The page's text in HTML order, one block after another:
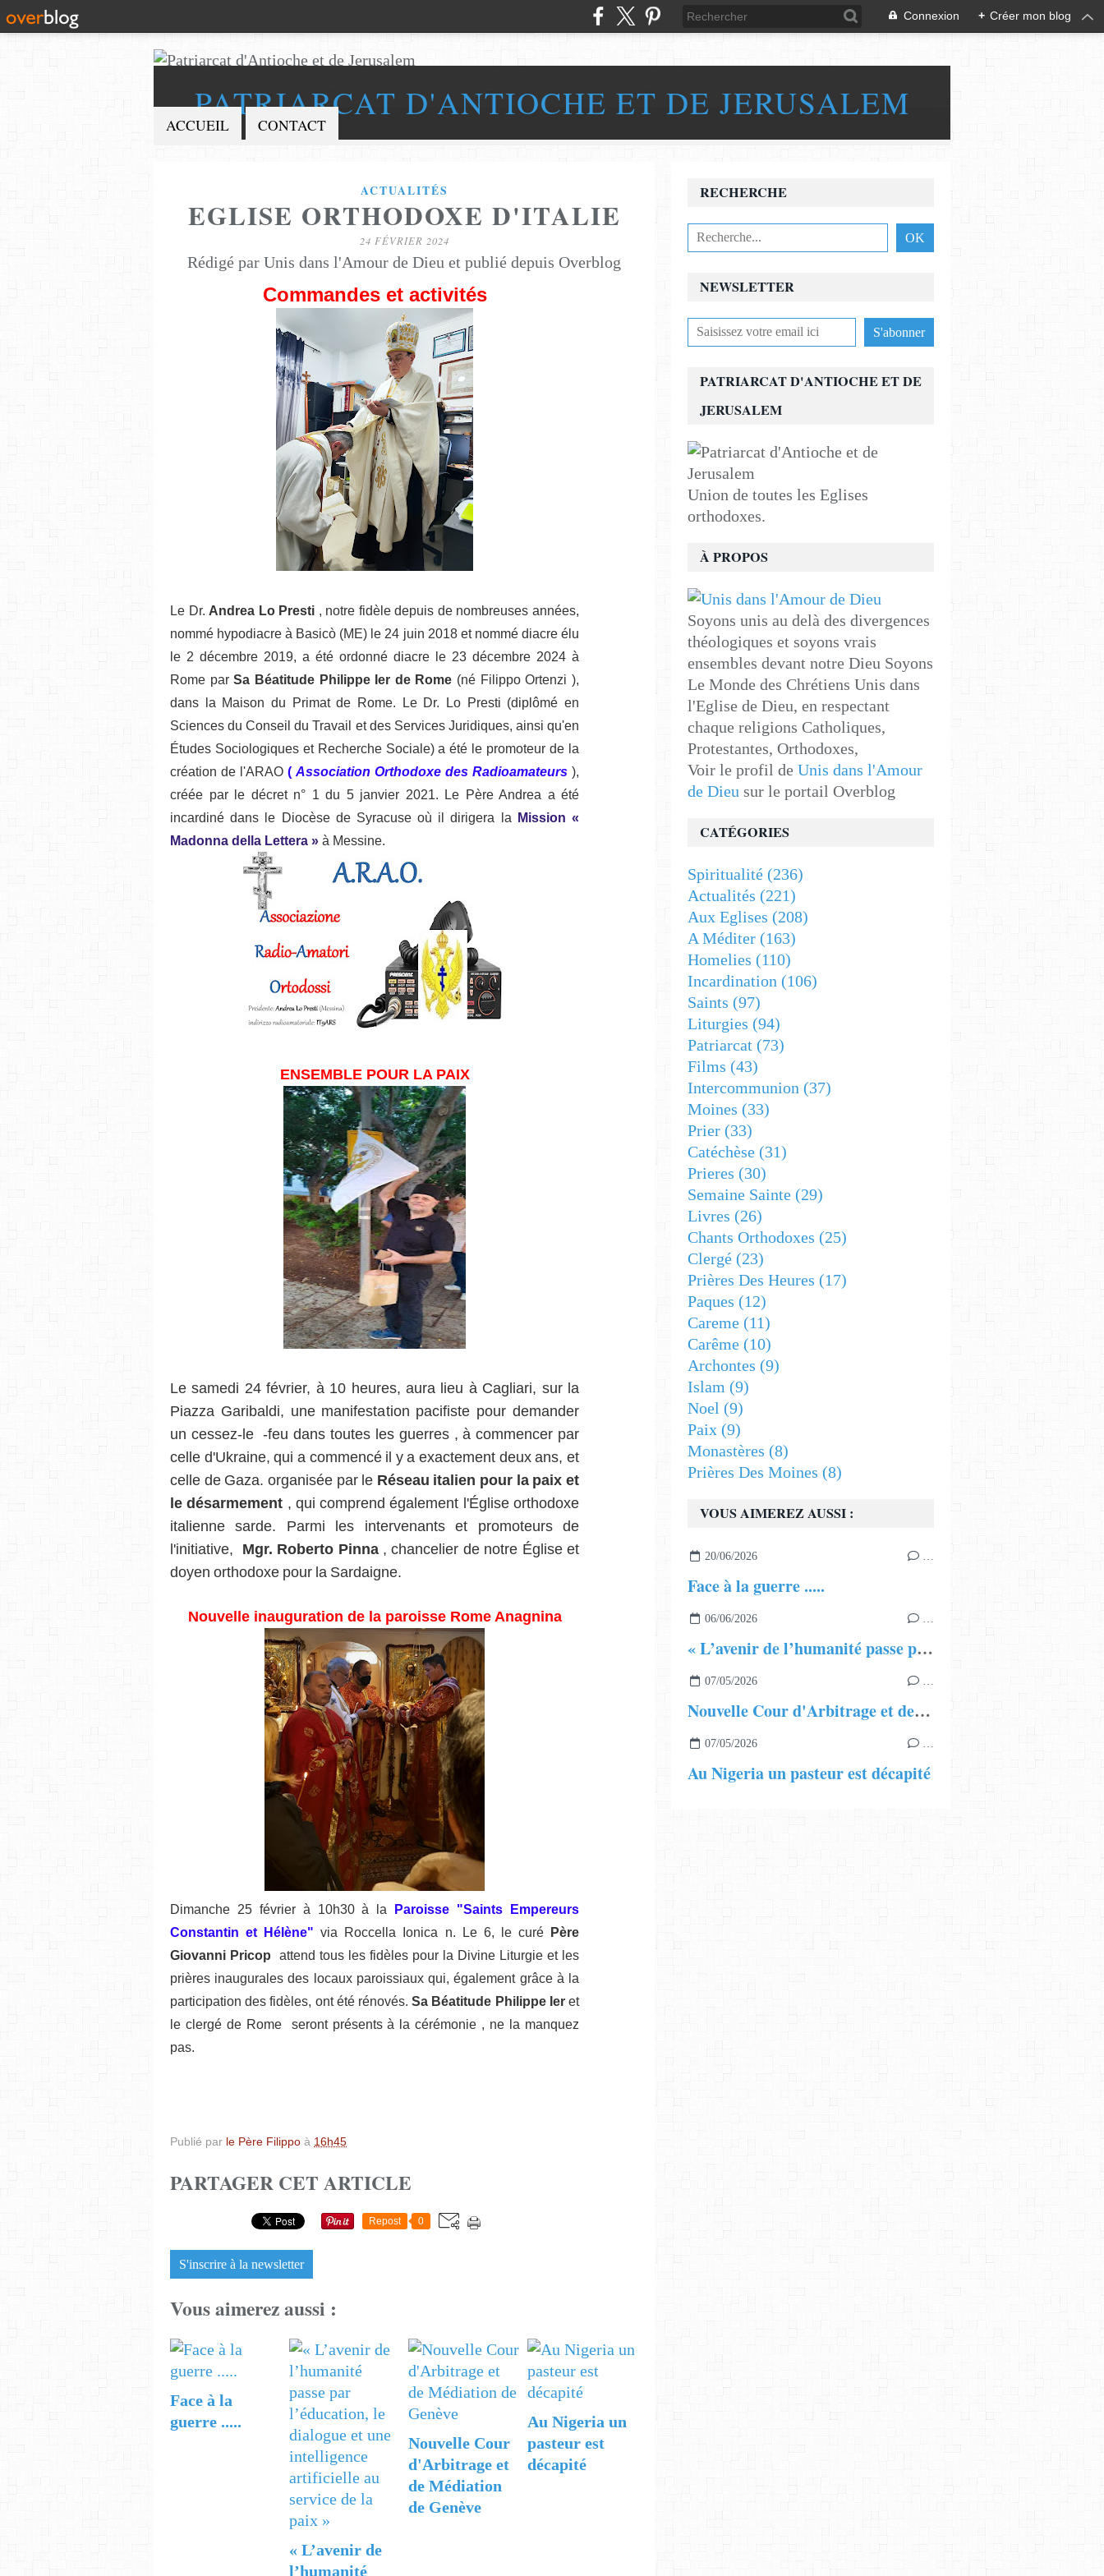
Connexion + Créer mon blog
PATRIARCAT D'ANTIOCHE ET DE JERUSALEM
ACCUEIL CONTACT
ACTUALITÉS
EGLISE ORTHODOXE D'ITALIE
24 FÉVRIER 2024
Rédigé par Unis dans l'Amour de Dieu et publié depuis Overblog
Commandes et activités
Le Dr. Andrea Lo Presti , notre fidèle depuis de nombreuses années,
nommé hypodiacre à Basicò (ME) le 24 juin 2018 et nommé diacre élu
le 2 décembre 2019, a été ordonné diacre le 23 décembre 2024 à
Rome parSa Béatitude Philippe Ier de Rome (né Filippo Ortenzi ),
dans la Maison du Primat de Rome.
Le Dr.
Lo Presti (diplômé en
Sciences du Conseil du Travail et des Services Juridiques, ainsi qu'en
Études Sociologiques et Recherche Sociale) a été le promoteur de la
création de l'ARAO ( Association Orthodoxe des Radioamateurs ),
créée par le décret n° 1 du 5 janvier 2021. Le Père Andrea a été
incardiné dans le Diocèse de Syracuse où il dirigera la
Mission «
Madonna della Lettera » à Messine.
ENSEMBLE POUR LA PAIX
Le samedi 24 février, à 10 heures, aura lieu à Cagliari, sur la
Piazza Garibaldi, une manifestation pacifiste pour demander
un cessez-le-feu dans toutes les guerres , à commencer par
celle d'Ukraine, qui a commencé il y a exactement deux ans, et
celle de Gaza. organisée par le Réseau italien pour la paix et
le désarmement , qui comprend également l'Église orthodoxe
italienne sarde. Parmi les intervenants et promoteurs de
l'initiative, Mgr. Roberto Pinna, chancelier de notre Église et
doyen orthodoxe pour la Sardaigne.
Nouvelle inauguration de la paroisse Rome Anagnina
Dimanche 25 février à 10h30 à la
Paroisse "Saints Empereurs
Constantin et Hélène" via Roccella Ionica n. Le 6, le curé
Père
Giovanni Pricop attend tous les fidèles pour la Divine Liturgie et les
prières inaugurales des locaux paroissiaux qui, également grâce à la
participation des fidèles, ont été rénovés.Sa Béatitude Philippe Ieret
le clergé de Rome seront présents à la cérémonie , ne la manquez
pas.
Publié par le Père Filippo à 16h45
PARTAGER CET ARTICLE
Repost 0
S'inscrire à la newsletter
Vous aimerez aussi :
Face à la
guerre .....
« L’avenir de
l’humanité
Nouvelle Cour
d'Arbitrage et
de Médiation
de Genève
Au Nigeria un
pasteur est
décapité
NEWSLETTER
RECHERCHE
PATRIARCAT D'ANTIOCHE ET DE
JERUSALEM
Union de toutes les Eglises
orthodoxes.
À PROPOS
Soyons unis au delà des divergences
théologiques et soyons vrais
ensembles devant notre Dieu Soyons
Le Monde des Chrétiens Unis dans
l'Eglise de Dieu, en respectant
chaque religions Catholiques,
Protestantes, Orthodoxes,
Voir le profil de Unis dans l'Amour
de Dieu sur le portail Overblog
VOUS AIMEREZ AUSSI :
20/06/2026 …
Face à la guerre .....
06/06/2026 …
« L’avenir de l’humanité passe par l’éducation, le dialogue et une intelligence artificielle au service de la paix »
07/05/2026 …
Nouvelle Cour d'Arbitrage et de Médiation de Genève
07/05/2026 …
Au Nigeria un pasteur est décapité
CATÉGORIES
Spiritualité (236)
Actualités (221)
Aux Eglises (208)
A Méditer (163)
Homelies (110)
Incardination (106)
Saints (97)
Liturgies (94)
Patriarcat (73)
Films (43)
Intercommunion (37)
Moines (33)
Prier (33)
Catéchèse (31)
Prieres (30)
Semaine Sainte (29)
Livres (26)
Chants Orthodoxes (25)
Clergé (23)
Prières Des Heures (17)
Paques (12)
Careme (11)
Carême (10)
Archontes (9)
Islam (9)
Noel (9)
Paix (9)
Monastères (8)
Prières Des Moines (8)